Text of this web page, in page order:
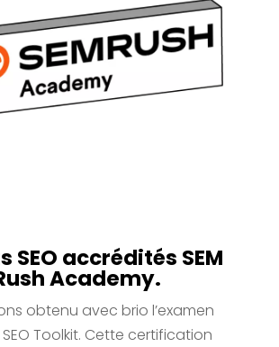
SEO accrédités SEM
Academy.
obtenu avec brio l’examen
SEO Toolkit. Cette certification